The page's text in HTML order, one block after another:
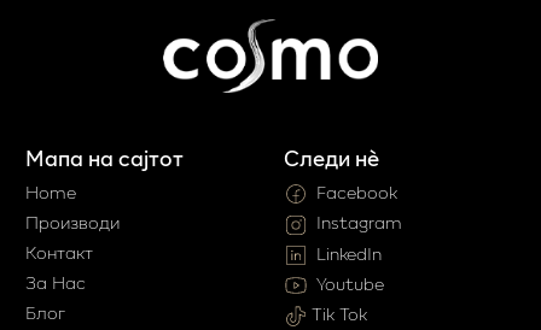
Мапа на сајтот
Home
Производи
Контакт
За Нас
Блог
Следи нè
Facebook
Instagram
LinkedIn
Youtube
Tik Tok